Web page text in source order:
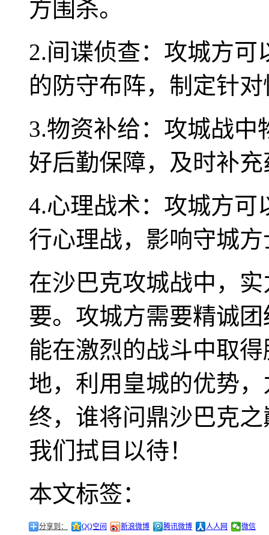
方围杀。
2.间谍侦查：攻城方
的防守布阵，制定针
3.物资补给：攻城战
好后勤保障，及时补
4.心理战术：攻城方可
行心理战，影响守城
在沙巴克攻城战中，
要。攻城方需要精诚
能在激烈的战斗中取
地，利用皇城的优势
终，谁将问鼎沙巴克
我们拭目以待！
本文标签：
分享到： QQ空间 新浪微博 腾讯微博 人人网 微信